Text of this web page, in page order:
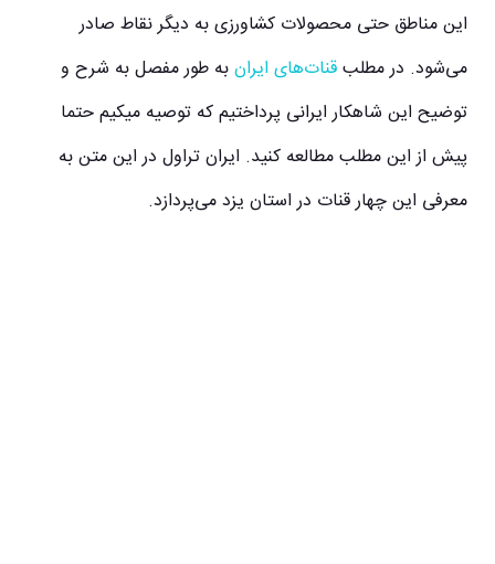
این مناطق حتی محصولات کشاورزی به دیگر نقاط صادر
می‌شود. در مطلبقنات‌های ایرانبه طور مفصل به شرح و
توضیح این شاهکار ایرانی پرداختیم که توصیه میکیم حتما
پیش از این مطلب مطالعه کنید. ایران تراول در این متن به
معرفی این چهار قنات در استان یزد می‌پردازد.